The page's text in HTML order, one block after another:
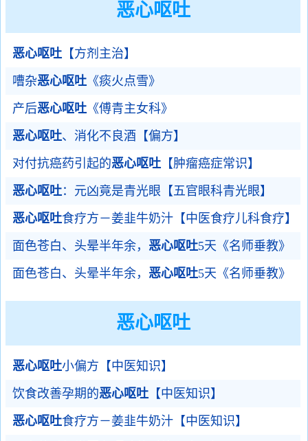
恶心呕吐
恶心呕吐 【方剂主治】
嘈杂恶心呕吐 《痰火点雪》
产后恶心呕吐 《傅青主女科》
恶心呕吐、消化不良酒【偏方】
对付抗癌药引起的恶心呕吐 【肿瘤癌症常识】
恶心呕吐：元凶竟是青光眼【五官眼科青光眼】
恶心呕吐食疗方－姜韭牛奶汁【中医食疗儿科食疗】
面色苍白、头晕半年余， 恶心呕吐5天《名师垂教》
面色苍白、头晕半年余， 恶心呕吐5天《名师垂教》
恶心呕吐
恶心呕吐小偏方【中医知识】
饮食改善孕期的恶心呕吐 【中医知识】
恶心呕吐食疗方－姜韭牛奶汁【中医知识】